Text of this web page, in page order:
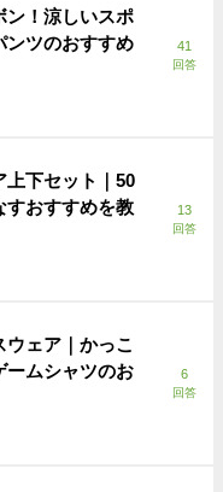
ン！涼しいスポ
ンツのおすすめ
41
回答
上下セット｜50
すおすすめを教
13
回答
ウェア｜かっこ
ームシャツのお
6
回答